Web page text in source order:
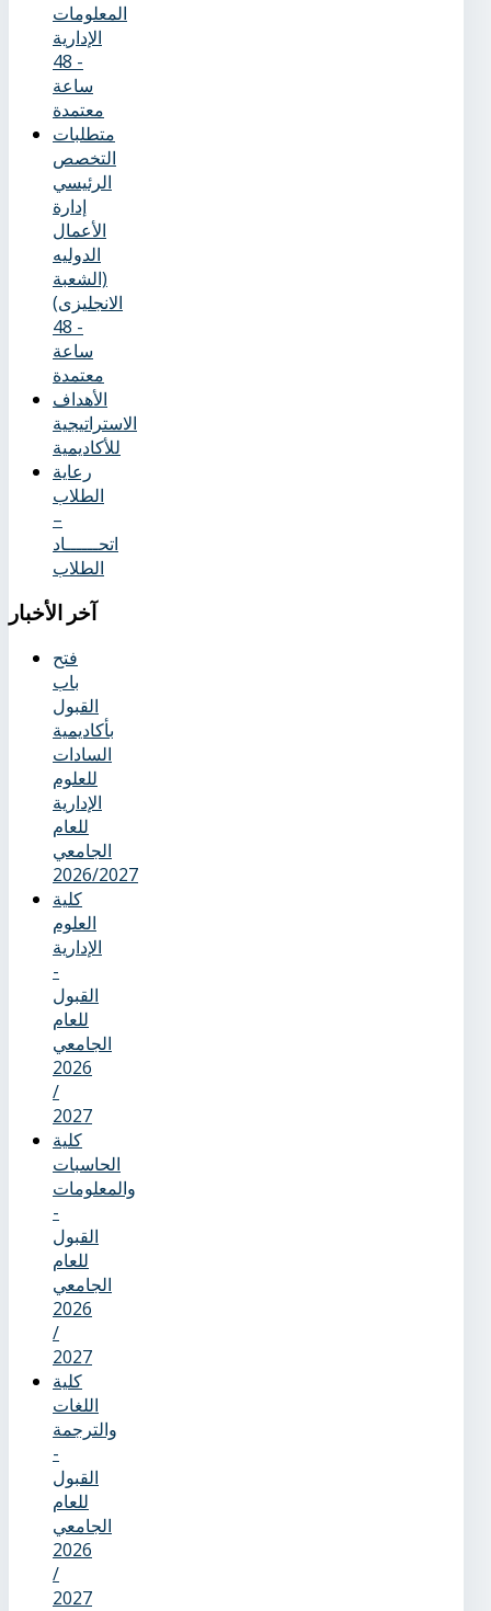
المعلومات
الإدارية
- 48
ساعة
معتمدة
متطلبات
التخصص
الرئيسي
إدارة
الأعمال
الدوليه
(الشعبة
الانجليزى)
- 48
ساعة
معتمدة
الأهداف
الاستراتيجية
للأكاديمية
رعاية
الطلاب
–
اتحــــــاد
الطلاب
آخر
الأخبار
فتح
باب
القبول
بأكاديمية
السادات
للعلوم
الإدارية
للعام
الجامعي
2026/2027
كلية
العلوم
الإدارية
-
القبول
للعام
الجامعي
2026
/
2027
كلية
الحاسبات
والمعلومات
-
القبول
للعام
الجامعي
2026
/
2027
كلية
اللغات
والترجمة
-
القبول
للعام
الجامعي
2026
/
2027